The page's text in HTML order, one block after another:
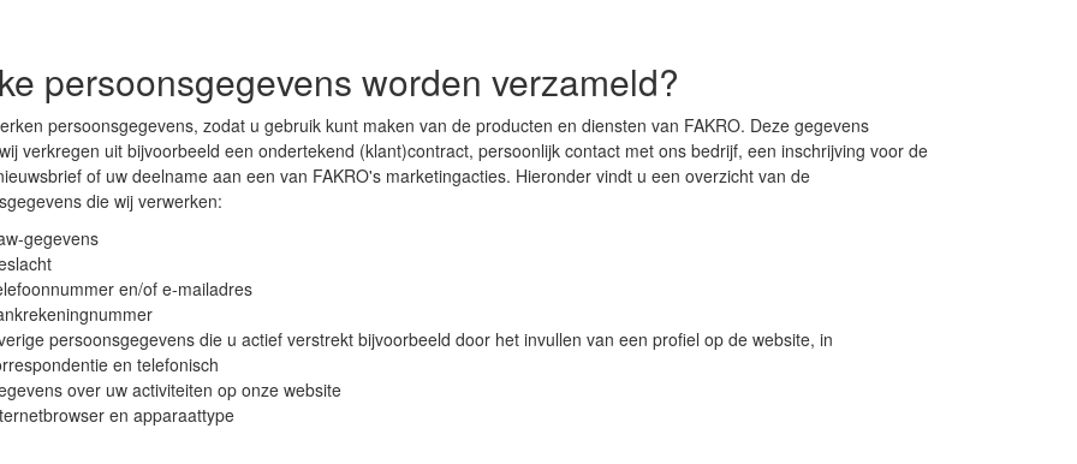
persoonsgegevens worden verzameld?
persoonsgegevens, zodat u gebruik kunt maken van de producten en diensten van FAKRO. Deze gegevens
verkregen uit bijvoorbeeld een ondertekend (klant)contract, persoonlijk contact met ons bedrijf, een inschrijving voor de
of uw deelname aan een van FAKRO's marketingacties. Hieronder vindt u een overzicht van de
die wij verwerken:
gegevens
en/of e-mailadres
persoonsgegevens die u actief verstrekt bijvoorbeeld door het invullen van een profiel op de website, in
en telefonisch
over uw activiteiten op onze website
en apparaattype